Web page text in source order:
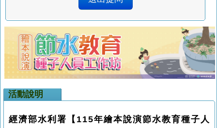
活動說明
經濟部水利署【115年繪本說演節水教育種子人